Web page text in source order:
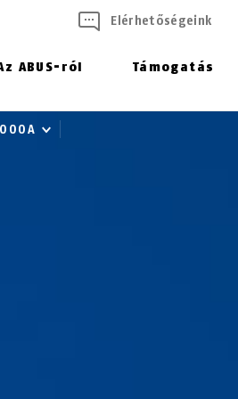
ABUS-ról Támogatás
Elérhetőségeink